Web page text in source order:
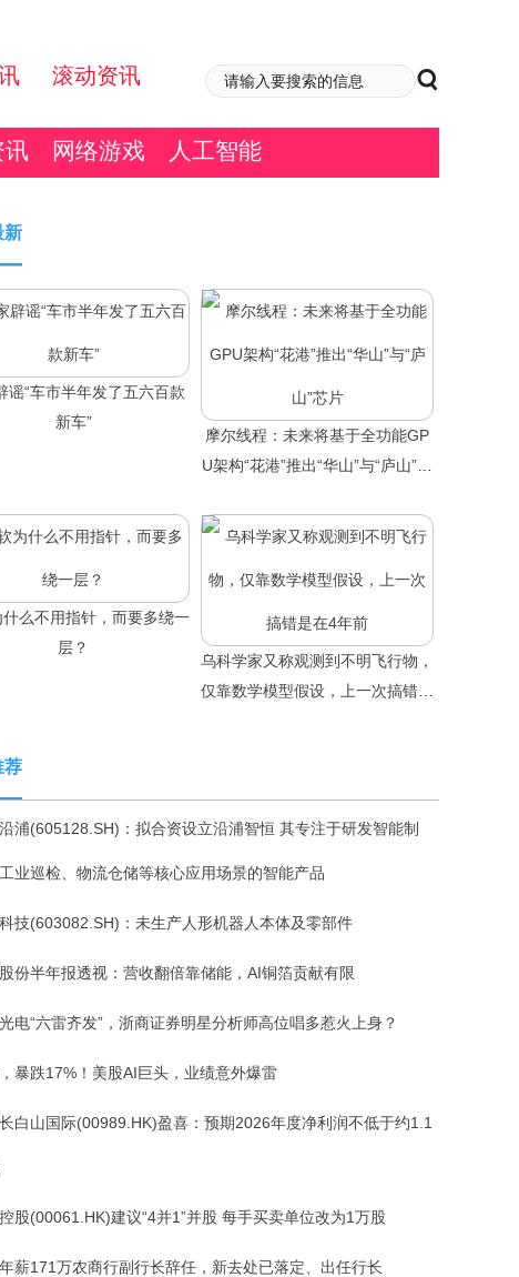
滚动资讯
讯 网络游戏 人工智能
新
谣“车市半年发了五六百款
新车”
摩尔线程：未来将基于全功能GP
U架构“花港”推出“华山”与“庐山”芯
么不用指针，而要多绕一
层？
乌科学家又称观测到不明飞行物，
仅靠数学模型假设，上一次搞错是
荐
沿浦(605128.SH)：拟合资设立沿浦智恒 其专注于研发智能制
业巡检、物流仓储等核心应用场景的智能产品
技(603082.SH)：未生产人形机器人本体及零部件
份半年报透视：营收翻倍靠储能，AI铜箔贡献有限
电“六雷齐发”，浙商证券明星分析师高位唱多惹火上身？
暴跌17%！美股AI巨头，业绩意外爆雷
白山国际(00989.HK)盈喜：预期2026年度净利润不低于约1.1
股(00061.HK)建议“4并1”并股 每手买卖单位改为1万股
薪171万农商行副行长辞任，新去处已落定、出任行长